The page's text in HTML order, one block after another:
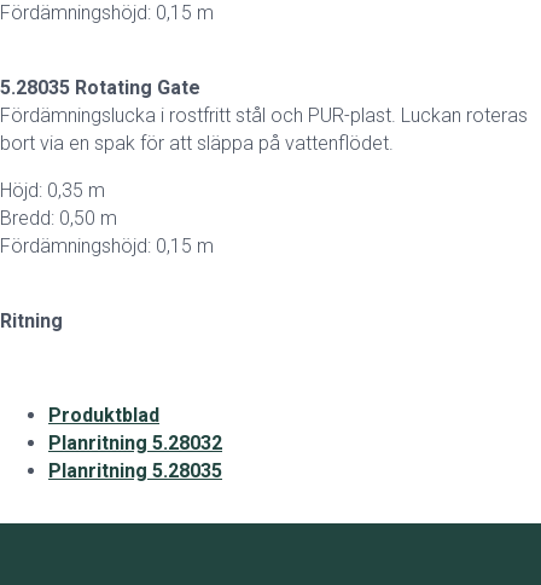
Fördämningshöjd: 0,15 m
5.28035 Rotating Gate
Fördämningslucka i rostfritt stål och PUR-plast. Luckan roteras
bort via en spak för att släppa på vattenflödet.
Höjd: 0,35 m
Bredd: 0,50 m
Fördämningshöjd: 0,15 m
Ritning
Produktblad
Planritning 5.28032
Planritning 5.28035